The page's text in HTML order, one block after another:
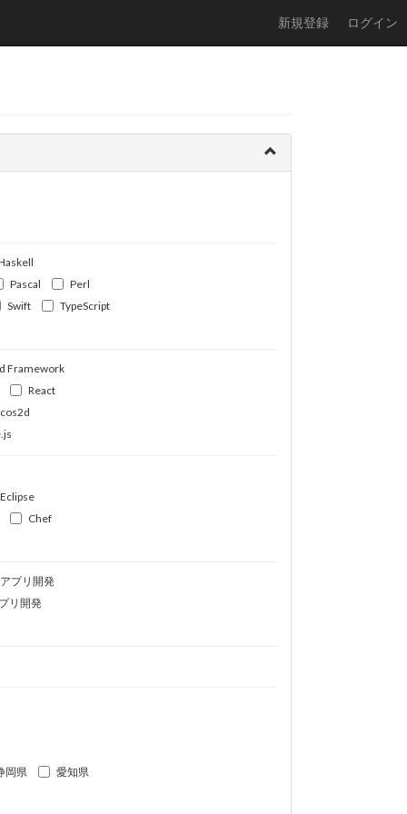
新規登録 ログイン
Pascal
Perl
Swift
TypeScript
Framework
React
Eclipse
Chef
プリ開発
リ開発
岡県
愛知県